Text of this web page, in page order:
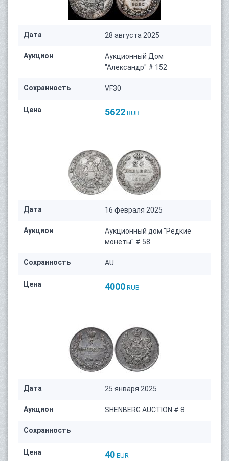
Дата 28 августа 2025
Аукцион
Аукционный Дом
"Александр" # 152
Сохранность VF30
Цена 5622 RUB
Дата 16 февраля 2025
Аукцион
Аукционный дом "Редкие
монеты" # 58
Сохранность AU
Цена 4000 RUB
Дата 25 января 2025
Аукцион SHENBERG AUCTION # 8
Сохранность
Цена 40 EUR